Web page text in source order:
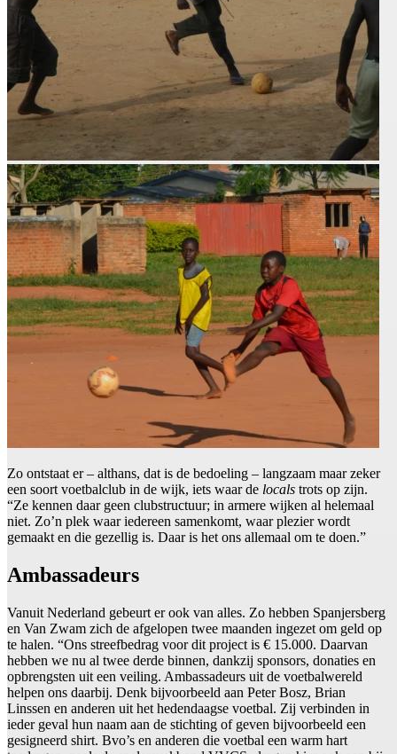
Zo ontstaat er – althans, dat is de bedoeling – langzaam maar zeker
een soort voetbalclub in de wijk, iets waar de locals trots op zijn.
“Ze kennen daar geen clubstructuur; in armere wijken al helemaal
niet. Zo’n plek waar iedereen samenkomt, waar plezier wordt
gemaakt en die gezellig is. Daar is het ons allemaal om te doen.”
Ambassadeurs
Vanuit Nederland gebeurt er ook van alles. Zo hebben Spanjersberg
en Van Zwam zich de afgelopen twee maanden ingezet om geld op
te halen. “Ons streefbedrag voor dit project is € 15.000. Daarvan
hebben we nu al twee derde binnen, dankzij sponsors, donaties en
opbrengsten uit een veiling. Ambassadeurs uit de voetbalwereld
helpen ons daarbij. Denk bijvoorbeeld aan Peter Bosz, Brian
Linssen en anderen uit het hedendaagse voetbal. Zij verbinden in
ieder geval hun naam aan de stichting of geven bijvoorbeeld een
gesigneerd shirt. Bvo’s en anderen die voetbal een warm hart